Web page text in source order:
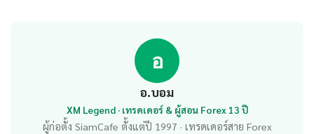
อ
อ.บอม
XM Legend · เทรดเดอร์ & ผู้สอน Forex 13 ปี
ผู้ก่อตั้ง SiamCafe ตั้งแต่ปี 1997 · เทรดเดอร์สาย Forex